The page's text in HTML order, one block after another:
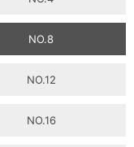
NO.8
NO.12
NO.16